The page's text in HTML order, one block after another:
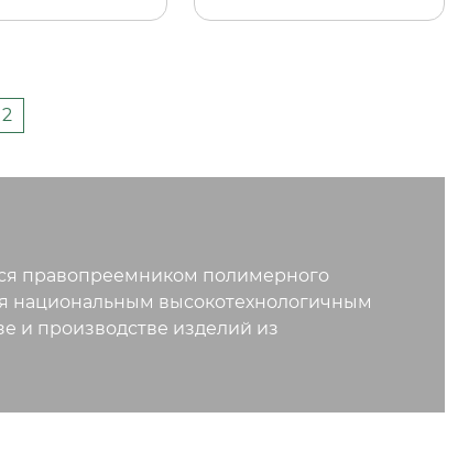
2
правопреемником полимерного
национальным высокотехнологичным
и производстве изделий из